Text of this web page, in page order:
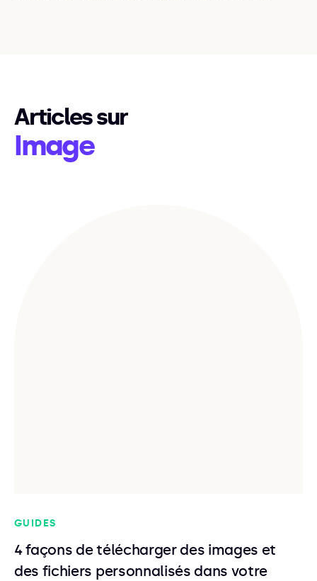
Articles sur
Image
GUIDES
4 façons de télécharger des images et
des fichiers personnalisés dans votre